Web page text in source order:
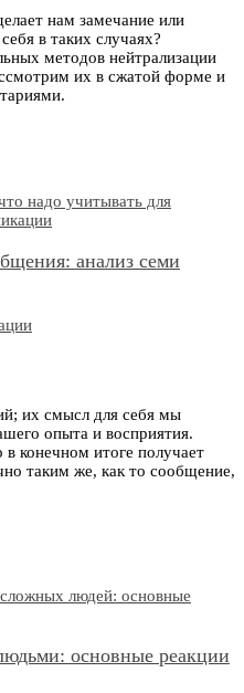
нам замечание или
в таких случаях?
методов нейтрализации
их в сжатой форме и
анализ семи
их смысл для себя мы
опыта и восприятия.
конечном итоге получает
таким же, как то сообщение,
основные реакции